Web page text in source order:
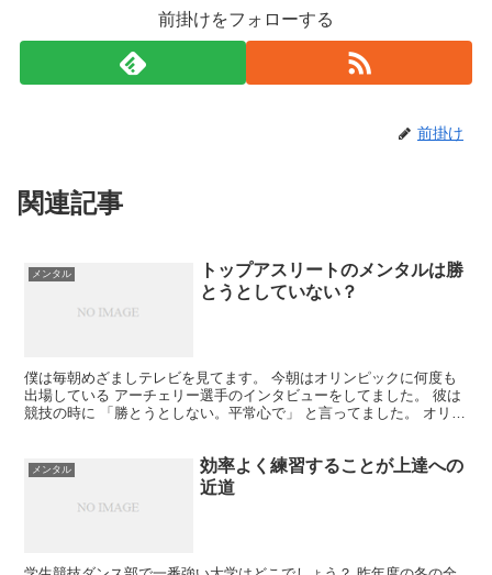
前掛けをフォローする
前掛け
関連記事
メンタル
トップアスリートのメンタルは勝
とうとしていない？
僕は毎朝めざましテレビを見てます。 今朝はオリンピックに何度も
出場している アーチェリー選手のインタビューをしてました。 彼は
競技の時に 「勝とうとしない。平常心で」 と言ってました。 オリン
メンタル
効率よく練習することが上達への
近道